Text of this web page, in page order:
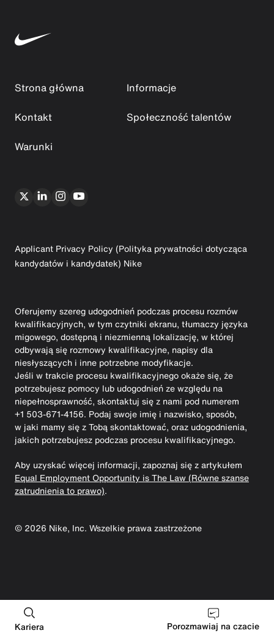
Strona główna
Informacje
Kontakt
Społeczność talentów
Warunki
Applicant Privacy Policy (Polityka prywatności dotycząca
kandydatów i kandydatek) Nike
Oferujemy szereg udogodnień podczas procesu rozmów
kwalifikacyjnych, w tym czytniki ekranu, tłumaczy języka
migowego, dostępną i niezmienną lokalizację, w której
odbywają się rozmowy kwalifikacyjne, napisy dla
niesłyszących i inne potrzebne modyfikacje.
Jeśli w trakcie procesu kwalifikacyjnego okaże się, że
potrzebujesz pomocy lub udogodnień ze względu na
niepełnosprawność, skontaktuj się z nami pod numerem
+1 503-671-4156. Podaj swoje imię i nazwisko, sposób,
w jaki mamy się z Tobą skontaktować, oraz udogodnienia,
jakich potrzebujesz podczas procesu kwalifikacyjnego.
Aby uzyskać więcej informacji, zapoznaj się z artykułem
Equal Employment Opportunity is The Law (Równe szanse
zatrudnienia to prawo).
© 2026 Nike, Inc. Wszelkie prawa zastrzeżone
Kariera Porozmawiaj na czacie